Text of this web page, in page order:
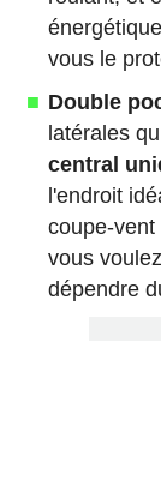
vous le
Double
latérales
central
l'endroit
coupe-
vous
dépendre